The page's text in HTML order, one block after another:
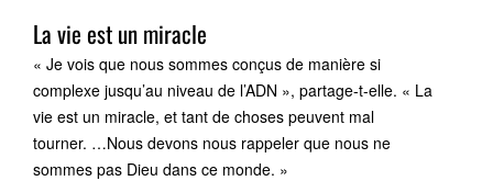
La vie est un miracle
« Je vois que nous sommes conçus de manière si
complexe jusqu’au niveau de l’ADN », partage-t-elle. « La
vie est un miracle, et tant de choses peuvent mal
tourner. …Nous devons nous rappeler que nous ne
sommes pas Dieu dans ce monde. »